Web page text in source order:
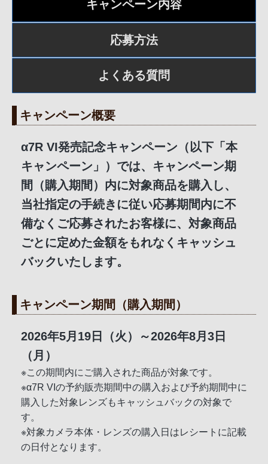
キャンペーン内容
応募方法
よくある質問
キャンペーン概要
α7R VI発売記念キャンペーン（以下「本
キャンペーン」）では、キャンペーン期
間（購入期間）内に対象商品を購入し、
当社指定の手続きに従い応募期間内に不
備なくご応募されたお客様に、対象商品
ごとに定めた金額をもれなくキャッシュ
バックいたします。
キャンペーン期間（購入期間）
2026年5月19日（火）～2026年8月3日
（月）
※この期間内にご購入された商品が対象です。
※α7R VIの予約販売期間中の購入および予約期間中に
購入した対象レンズもキャッシュバックの対象で
す。
※対象カメラ本体・レンズの購入日はレシートに記載
の日付となります。